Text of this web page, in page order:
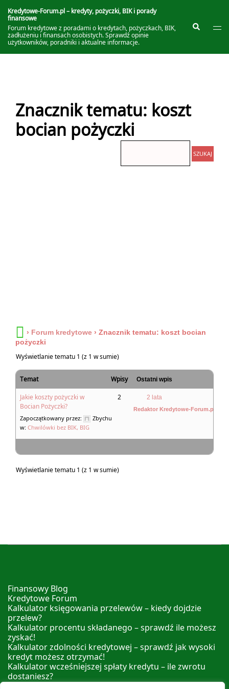
do
treści
Kredytowe-Forum.pl – kredyty, pożyczki, BIK i porady
finansowe
Forum kredytowe z poradami o kredytach, pożyczkach, BIK,
zadłużeniu i finansach osobistych. Sprawdź opinie
użytkowników, poradniki i aktualne informacje.
Szukaj
Znacznik tematu: koszt
bocian pożyczki
› Forum kredytowe › Znacznik tematu: koszt bocian
pożyczki
Wyświetlanie tematu 1 (z 1 w sumie)
Temat Wpisy Ostatni wpis
Jakie koszty pożyczki w
Bocian Pożyczki?
Zapoczątkowany przez:
Zbychu
w: Chwilówki bez BIK, BIG
2 2 lata
Redaktor Kredytowe-Forum.pl
Wyświetlanie tematu 1 (z 1 w sumie)
Finansowy Blog
Kredytowe Forum
Kalkulator księgowania przelewów – kiedy dojdzie
przelew?
Kalkulator procentu składanego – sprawdź ile możesz
zyskać!
Kalkulator zdolności kredytowej – sprawdź jak wysoki
kredyt możesz otrzymać!
Kalkulator wcześniejszej spłaty kredytu – ile zwrotu
dostaniesz?